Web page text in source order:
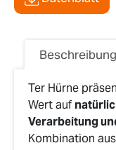
Beschreibung
Ter Hürne
Wert auf
Verarbeitung
Kombination